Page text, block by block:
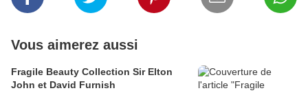
Vous aimerez aussi
Fragile Beauty Collection Sir Elton
John et David Furnish